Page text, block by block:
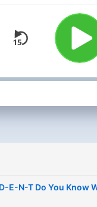
E-N-T Do You Know